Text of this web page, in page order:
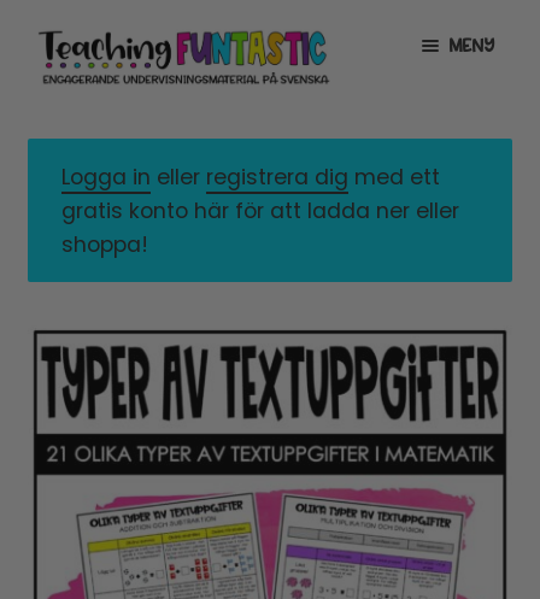
Hoppa
till
navigering
Gå
till
innehåll
MENY
MITT KONTO
GRATISMATERIAL
LICENSER
EXPANDERA
UNDERMENY
TYPSNITT
Logga in eller registrera dig med ett
gratis konto här för att ladda ner eller
shoppa!